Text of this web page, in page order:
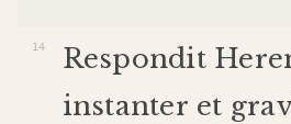
Respondit
instanter et